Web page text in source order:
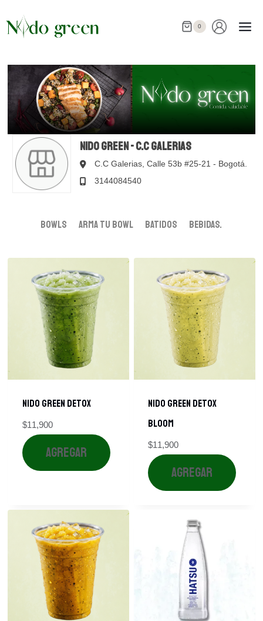
al
contenido
0
Nido Green - C.C Galerias
C.C Galerias, Calle 53b #25-21
Bogotá,
3144084540
Bowls Batidos Bebidas.
ARMA TU BOWL
Nido Green Detox
$11,900
AGREGAR
Nido Green Detox
Bloom
$11,900
AGREGAR